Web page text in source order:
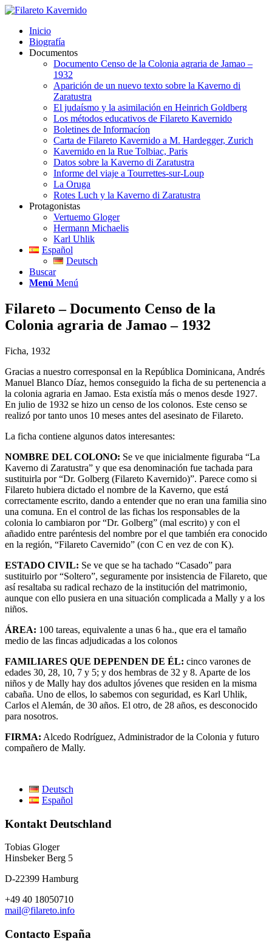
Inicio
Biografía
Documentos
Documento Censo de la Colonia agraria de Jamao –
1932
Aparición de un nuevo texto sobre la Kaverno di
Zaratustra
El judaísmo y la asimilación en Heinrich Goldberg
Los métodos educativos de Filareto Kavernido
Boletines de Informacíon
Carta de Filareto Kavernido a M. Hardegger, Zurich
Kavernido en la Rue Tolbiac, Paris
Datos sobre la Kaverno di Zaratustra
Informe del viaje a Tourrettes-sur-Loup
La Oruga
Rotes Luch y la Kaverno di Zaratustra
Protagonistas
Vertuemo Gloger
Hermann Michaelis
Karl Uhlik
Español
Deutsch
Buscar
Menú Menú
Filareto – Documento Censo de la
Colonia agraria de Jamao – 1932
Ficha, 1932
Gracias a nuestro corresponsal en la República Dominicana, Andrés
Manuel Blanco Díaz, hemos conseguido la ficha de su pertenencia a
la colonia agraria en Jamao. Esta existía más o menos desde 1927.
En julio de 1932 se hizo un censo de los colonos. Este censo se
realizó por tanto unos 10 meses antes del asesinato de Filareto.
La ficha contiene algunos datos interesantes:
NOMBRE DEL COLONO: Se ve que inicialmente figuraba “La
Kaverno di Zaratustra” y que esa denominación fue tachada para
sustituirla por “Dr. Golberg (Filareto Kavernido)”. Parece como si
Filareto hubiera dictado el nombre de la Kaverno, que está
correctamente escrito, dando a entender que no eran una familia sino
una comuna. En el control de las fichas los responsables de la
colonia lo cambiaron por “Dr. Golberg” (mal escrito) y con el
añadido entre paréntesis del nombre por el que también era conocido
en la región, “Filareto Cavernido” (con C en vez de con K).
ESTADO CIVIL: Se ve que se ha tachado “Casado” para
sustituirlo por “Soltero”, seguramente por insistencia de Filareto, que
así resaltaba su radical rechazo de la institución del matrimonio,
aunque con ello pusiera en una situación complicada a Mally y a los
niños.
ÁREA: 100 tareas, equivalente a unas 6 ha., que era el tamaño
medio de las fincas adjudicadas a los colonos
FAMILIARES QUE DEPENDEN DE ÉL: cinco varones de
edades 30, 28, 10, 7 y 5; y dos hembras de 32 y 8. Aparte de los
niños y de Mally hay dos adultos jóvenes que residen en la misma
cabaña. Uno de ellos, lo sabemos con seguridad, es Karl Uhlik,
Carlos el Alemán, de 30 años. El otro, de 28 años, es desconocido
para nosotros.
FIRMA: Alcedo Rodríguez, Administrador de la Colonia y futuro
compañero de Mally.
Deutsch
Español
Kontakt Deutschland
Tobias Gloger
Hinsbeker Berg 5
D-22399 Hamburg
+49 40 18050710
mail@filareto.info
Contacto España